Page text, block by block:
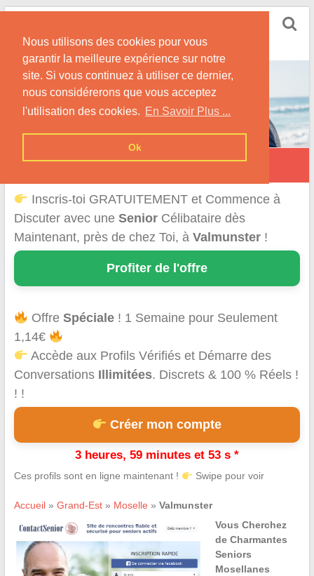
Nous utilisons des cookies pour vous
garantir la meilleure expérience sur notre
site. Si vous continuez à utiliser ce dernier,
nous considérerons que vous acceptez
l'utilisation des cookies. En Savoir Plus ...
Ok
Skip
content
Conseils & Infos pour la Rencontre d'une Senior
Valmunster
Inscris-toi GRATUITEMENT et Commence à
Discuter avec une SeniorCélibataire dès
Maintenant, près de chez Toi, à Valmunster!
Profiter de l'offre
OffreSpéciale ! 1 Semaine pour Seulement
1,14€
Accède aux Profils Vérifiés et Démarre des
Conversations Illimitées. Discrets & 100 % Réels !
! !
Créer mon compte
3 heures, 59 minutes et 53 s *
Ces profils sont en ligne maintenant ! Swipe pour voir
Accueil» Grand-Est» Moselle » Valmunster
Vous Cherchez
de Charmantes
Seniors
Mosellanes